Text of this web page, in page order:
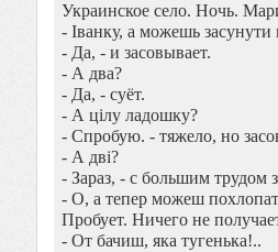
Украинское село. Ночь.
- Іванку, а можешь засунути
- Да, - и засовывает.
- А два?
- Да, - суёт.
- А цілу ладошку?
- Спробую. - тяжело, но
- А дві?
- Зараз, - с большим трудом
- О, а тепер можеш
Пробует. Ничего не
- От бачиш, яка тугенька!..